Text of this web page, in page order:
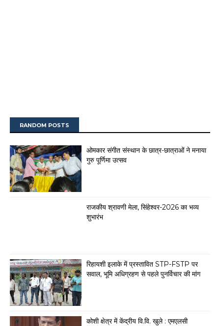
RANDOM POSTS
ओमकार संगीत संस्थान के छात्र-छात्राओं ने मनाया
गुरु पूर्णिमा उत्सव
राजकीय श्रावणी मेला, सिंहेश्वर-2026 का भव्य
शुभारंभ
रिहायशी इलाके में प्रस्तावित STP-FSTP पर
सवाल, भूमि अधिग्रहण से पहले पुनर्विचार की मांग
कोशी क्षेत्र में केंद्रीय वि.वि. खुले : एमएलसी